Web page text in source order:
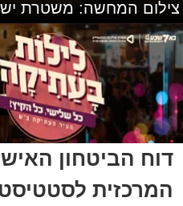
צילום המחשה: משטרת
דוח הביטחון